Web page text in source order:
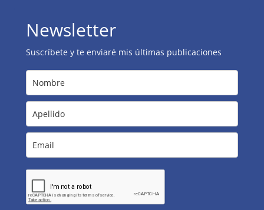
Newsletter
Suscríbete y te enviaré mis últimas publicaciones